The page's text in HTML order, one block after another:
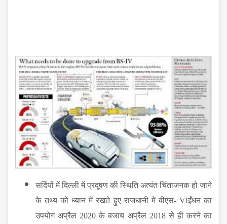
सर्दियों में दिल्‍ली में प्रदूषण की स्थिति अत्‍यंत चिंताजनक हो जाने
के तथ्‍य को ध्‍यान में रखते हुए राजधानी में बीएस- VIईंधन का
उपयोग अप्रैल 2020 के बजाय अप्रैल 2018से ही करने का